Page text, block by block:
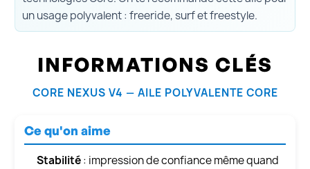
un usage polyvalent : freeride, surf et freestyle.
INFORMATIONS CLÉS
CORE NEXUS V4 — AILE POLYVALENTE CORE
Ce qu'on aime
Stabilité: impression de confiance même quand